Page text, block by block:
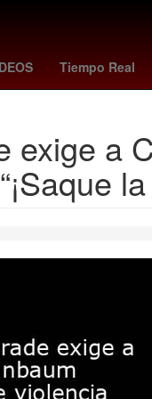
Tiempo Real
max Agresión Tecate
exige a